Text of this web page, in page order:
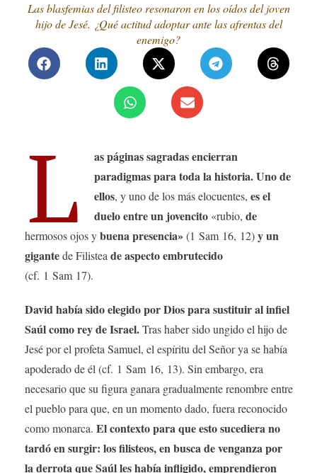
Las blasfemias del filisteo resonaron en los oídos del joven
hijo de Jesé. ¿Qué actitud adoptar ante las afrentas del
enemigo?
L
as páginas sagradas encierran
paradigmas para toda la historia. Uno de
ellos, y uno de los más elocuentes, es el
duelo entre un jovencito«rubio, de
hermosos ojos ybuena presencia»(1 Sam 16, 12)y un
gigantede Filistea de aspecto embrutecido
(cf. 1 Sam 17).
David había sido elegido por Dios para sustituir al infiel
Saúl como rey de Israel.Tras haber sido ungido el hijo de
Jesé por el profeta Samuel, el espíritu del Señor ya se había
apoderado de él (cf. 1 Sam 16, 13). Sin embargo, era
necesario que su figura ganara gradualmente renombre entre
el pueblo para que, en un momento dado, fuera reconocido
como monarca. El contexto para que esto sucediera no
tardó en surgir: los filisteos, en busca de venganza por
la derrota que Saúl les había infligido, emprendieron